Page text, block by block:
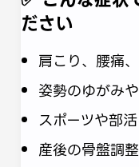
ださい
肩こり、腰痛
姿勢のゆがみ
スポーツや部
産後の骨盤調